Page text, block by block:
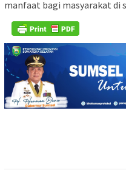
manfaat bagi masyarakat di